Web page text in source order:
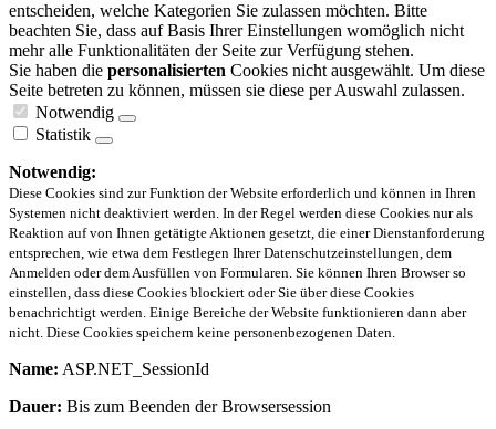
entscheiden, welche Kategorien Sie zulassen möchten. Bitte
beachten Sie, dass auf Basis Ihrer Einstellungen womöglich nicht
mehr alle Funktionalitäten der Seite zur Verfügung stehen.
Sie haben die personalisierten Cookies nicht ausgewählt. Um diese
Seite betreten zu können, müssen sie diese per Auswahl zulassen.
Notwendig
Statistik
Notwendig:
Diese Cookies sind zur Funktion der Website erforderlich und können in Ihren
Systemen nicht deaktiviert werden. In der Regel werden diese Cookies nur als
Reaktion auf von Ihnen getätigte Aktionen gesetzt, die einer Dienstanforderung
entsprechen, wie etwa dem Festlegen Ihrer Datenschutzeinstellungen, dem
Anmelden oder dem Ausfüllen von Formularen. Sie können Ihren Browser so
einstellen, dass diese Cookies blockiert oder Sie über diese Cookies
benachrichtigt werden. Einige Bereiche der Website funktionieren dann aber
nicht. Diese Cookies speichern keine personenbezogenen Daten.
Name: ASP.NET_SessionId
Dauer: Bis zum Beenden der Browsersession